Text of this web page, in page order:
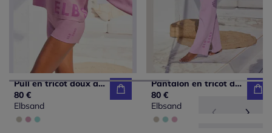
Pull en tricot doux avec encolure ronde et manches longues
80 €
Elbsand
Pantalon en tricot doux avec ceinture élastique et jambes larges
80 €
Elbsand